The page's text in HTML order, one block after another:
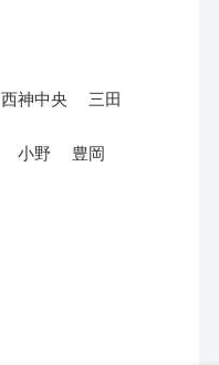
西神中央 三田
小野 豊岡